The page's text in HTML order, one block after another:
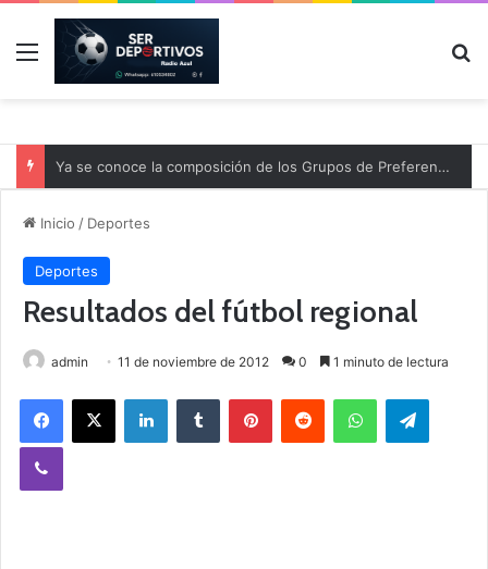
Menú
Ya se conoce la composición de los Grupos de Preferente y el calendario
Inicio / Deportes
Deportes
Resultados del fútbol regional
admin 11 de noviembre de 2012 0 1 minuto de lectura